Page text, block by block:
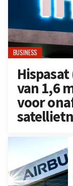
BUSINESS
van 1,6
voor